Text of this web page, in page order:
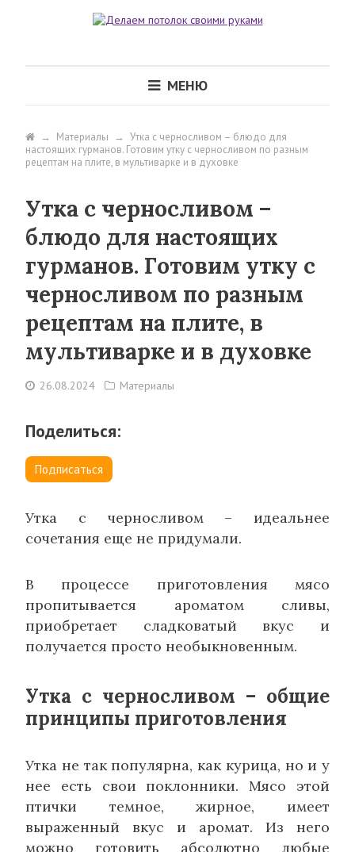
МЕНЮ
→ Материалы → Утка с черносливом – блюдо для
настоящих гурманов. Готовим утку с черносливом по разным
рецептам на плите, в мультиварке и в духовке
Утка с черносливом –
блюдо для настоящих
гурманов. Готовим утку с
черносливом по разным
рецептам на плите, в
мультиварке и в духовке
26.08.2024 Материалы
Поделиться:
Подписаться
Утка с черносливом – идеальнее
сочетания еще не придумали.
В процессе приготовления мясо
пропитывается ароматом сливы,
приобретает сладковатый вкус и
получается просто необыкновенным.
Утка с черносливом – общие
принципы приготовления
Утка не так популярна, как курица, но и у
нее есть свои поклонники. Мясо этой
птички темное, жирное, имеет
выраженный вкус и аромат. Из него
можно готовить абсолютно любые